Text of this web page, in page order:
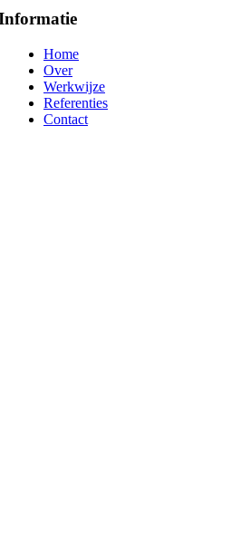
Home
Over
Werkwijze
Referenties
Contact